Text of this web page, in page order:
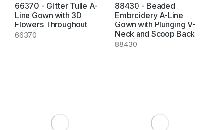
66370 - Glitter Tulle A-
Line Gown with 3D
Flowers Throughout
66370
88430 - Beaded
Embroidery A-Line
Gown with Plunging V-
Neck and Scoop Back
88430